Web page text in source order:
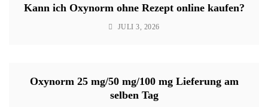
Kann ich Oxynorm ohne Rezept online kaufen?
JULI 3, 2026
Oxynorm 25 mg/50 mg/100 mg Lieferung am
selben Tag